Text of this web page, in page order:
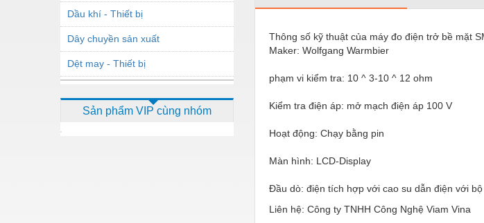
Dầu khí - Thiết bị
Dây chuyền sản xuất
Dệt may - Thiết bị
Dịch vụ - Thi công
Sản phẩm VIP cùng nhóm
Thông số kỹ thuật của máy đo điện trở bề mặt
Maker: Wolfgang Warmbier
phạm vi kiểm tra: 10 ^ 3-10 ^ 12 ohm
Kiểm tra điện áp: mở mạch điện áp 100 V
Hoạt động: Chạy bằng pin
Màn hình: LCD-Display
Đầu dò: điện tích hợp với cao su dẫn điện với
Liên hệ: Công ty TNHH Công Nghệ Viam Vina